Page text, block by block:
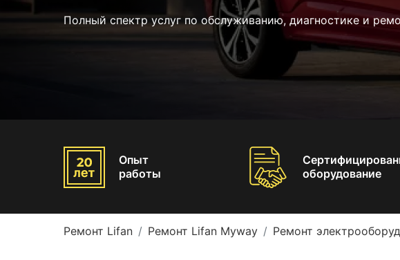
Полный спектр услуг по обслуживанию, диагностике и
Опыт
работы
оборудование
Ремонт Lifan Ремонт Lifan Myway Ремонт